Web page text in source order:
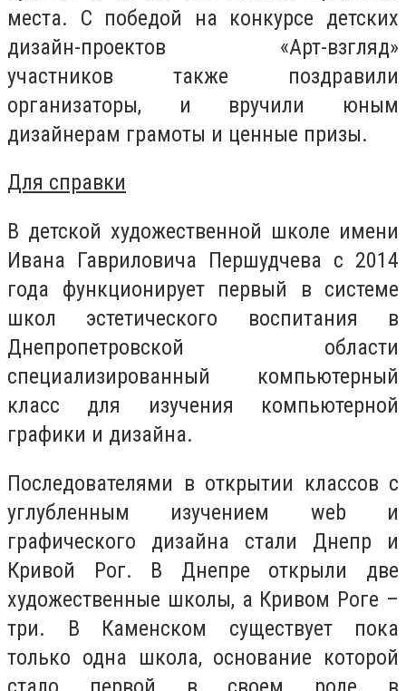
места. С победой на конкурсе детских
дизайн-проектов «Арт-взгляд»
участников также поздравили
организаторы, и вручили юным
дизайнерам грамоты и ценные призы.
Для справки
В детской художественной школе имени
Ивана Гавриловича Першудчева с 2014
года функционирует первый в системе
школ эстетического воспитания в
Днепропетровской области
специализированный компьютерный
класс для изучения компьютерной
графики и дизайна.
Последователями в открытии классов с
углубленным изучением web и
графического дизайна стали Днепр и
Кривой Рог. В Днепре открыли две
художественные школы, а Кривом Роге –
три. В Каменском существует пока
только одна школа, основание которой